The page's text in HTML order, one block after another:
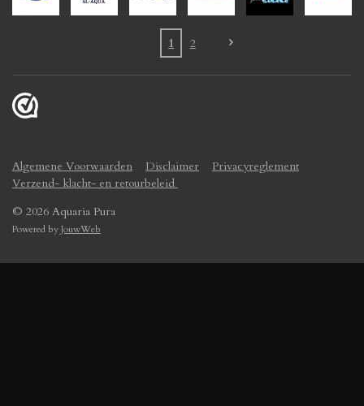
1 2
Algemene Voorwaarden Disclaimer
Privacyreglement
Verzend- klacht- en retourbeleid
© 2026 Aquaria Pura
Powered byJouwWeb